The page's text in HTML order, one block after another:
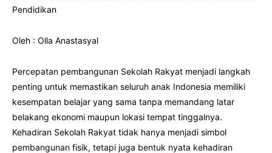
Pendidikan
Oleh : Olla Anastasyal
Percepatan pembangunan Sekolah Rakyat menjadi langkah
penting untuk memastikan seluruh anak Indonesia memiliki
kesempatan belajar yang sama tanpa memandang latar
belakang ekonomi maupun lokasi tempat tinggalnya.
Kehadiran Sekolah Rakyat tidak hanya menjadi simbol
pembangunan fisik, tetapi juga bentuk nyata kehadiran